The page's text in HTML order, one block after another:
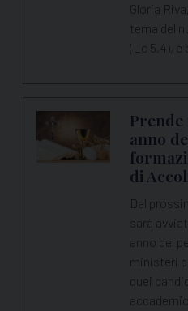
Gloria
tema del
(Lc 5,4), e
Prende
anno
di
Dal
sarà
anno del
ministeri
quei